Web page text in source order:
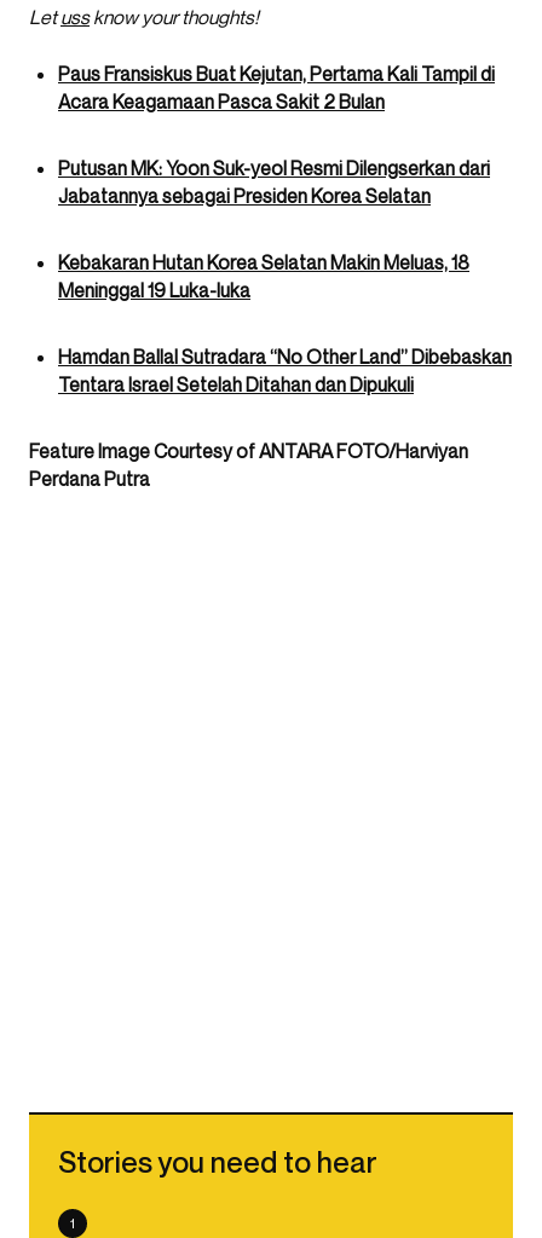
Letussknow your thoughts!
Paus Fransiskus Buat Kejutan, Pertama Kali Tampil di
Acara Keagamaan Pasca Sakit 2 Bulan
Putusan MK: Yoon Suk-yeol Resmi Dilengserkan dari
Jabatannya sebagai Presiden Korea Selatan
Kebakaran Hutan Korea Selatan Makin Meluas, 18
Meninggal 19 Luka-luka
Hamdan Ballal Sutradara “No Other Land” Dibebaskan
Tentara Israel Setelah Ditahan dan Dipukuli
Feature Image Courtesy of ANTARA FOTO/Harviyan
Perdana Putra
Stories you need to hear
1